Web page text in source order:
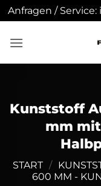
Anfragen /
Inhalt
Kunststoff
mm
START /
600 MM -